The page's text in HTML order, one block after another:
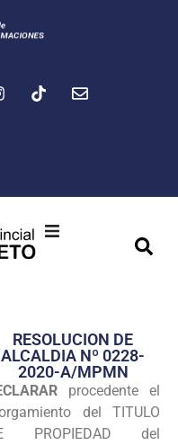
Transparencia
Seguridad
Programas
RESOLUCION DE
ALCALDIA Nº 0228-
2020-A/MPMN
procedente el
del TITULO
PROPIEDAD del